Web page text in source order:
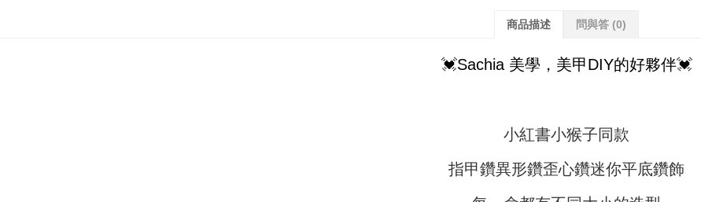
商品描述 問與答 (0)